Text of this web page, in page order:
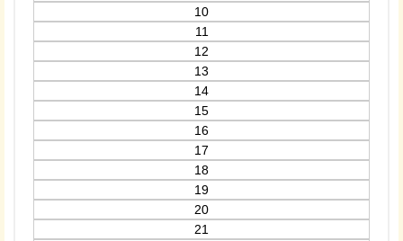
10
11
12
13
14
15
16
17
18
19
20
21